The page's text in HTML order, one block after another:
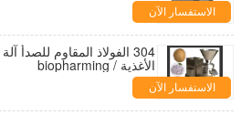
الاستفسار الآن
304 الفولاذ المقاوم للصدأ
الأغذية / biopharming
الاستفسار الآن